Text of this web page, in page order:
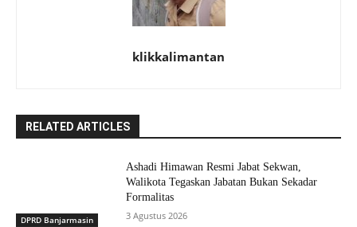
klikkalimantan
RELATED ARTICLES
DPRD Banjarmasin
Ashadi Himawan Resmi Jabat Sekwan,
Walikota Tegaskan Jabatan Bukan Sekadar
Formalitas
3 Agustus 2026